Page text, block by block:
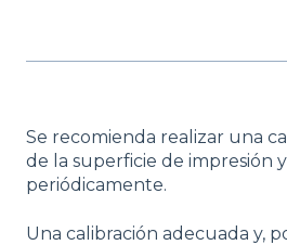
Se recomienda realizar una
de la superficie de impresión
periódicamente.
Una calibración adecuada y,